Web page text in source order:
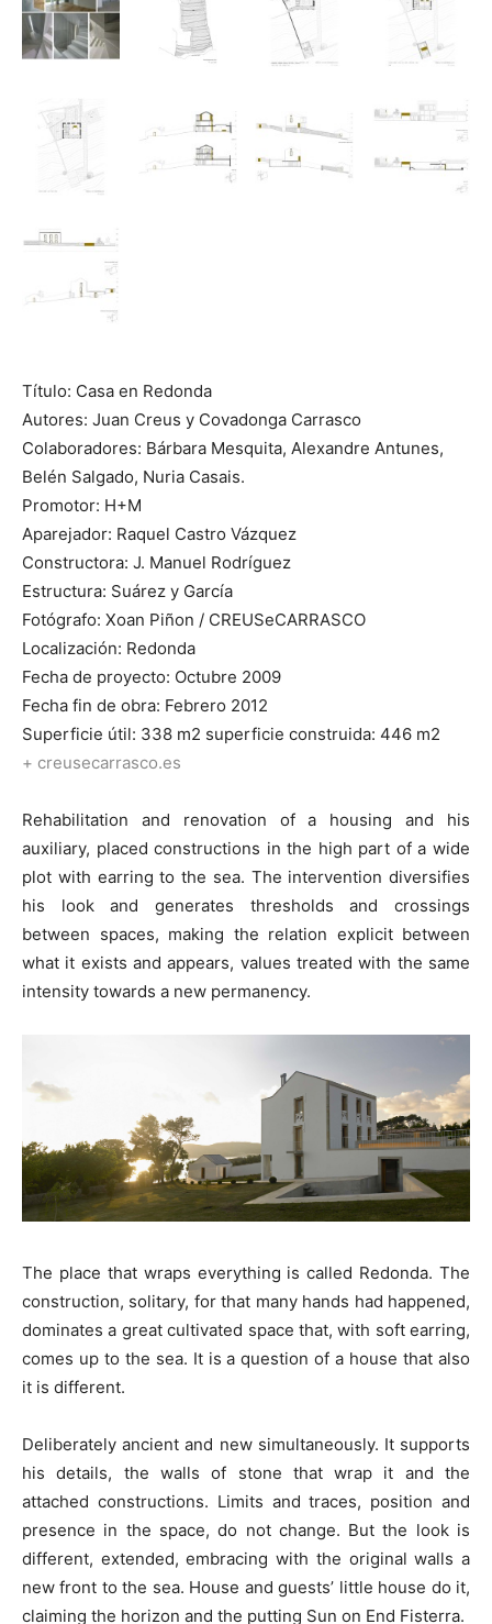
Título: Casa en Redonda
Autores: Juan Creus y Covadonga Carrasco
Colaboradores: Bárbara Mesquita, Alexandre Antunes,
Belén Salgado, Nuria Casais.
Promotor: H+M
Aparejador: Raquel Castro Vázquez
Constructora: J. Manuel Rodríguez
Estructura: Suárez y García
Fotógrafo: Xoan Piñon / CREUSeCARRASCO
Localización: Redonda
Fecha de proyecto: Octubre 2009
Fecha fin de obra: Febrero 2012
Superficie útil: 338 m2 superficie construida: 446 m2
+ creusecarrasco.es
Rehabilitation and renovation of a housing and his
auxiliary, placed constructions in the high part of a wide
plot with earring to the sea. The intervention diversifies
his look and generates thresholds and crossings
between spaces, making the relation explicit between
what it exists and appears, values treated with the same
intensity towards a new permanency.
The place that wraps everything is called Redonda. The
construction, solitary, for that many hands had happened,
dominates a great cultivated space that, with soft earring,
comes up to the sea. It is a question of a house that also
it is different.
Deliberately ancient and new simultaneously. It supports
his details, the walls of stone that wrap it and the
attached constructions. Limits and traces, position and
presence in the space, do not change. But the look is
different, extended, embracing with the original walls a
new front to the sea. House and guests’ little house do it,
claiming the horizon and the putting Sun on End Fisterra.